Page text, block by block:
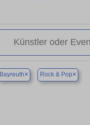
Bayreuth× Rock & Pop×